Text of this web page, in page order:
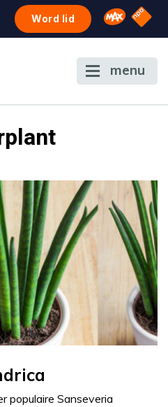
Word lid Omroep
NPO
menu
populaire Sanseveria